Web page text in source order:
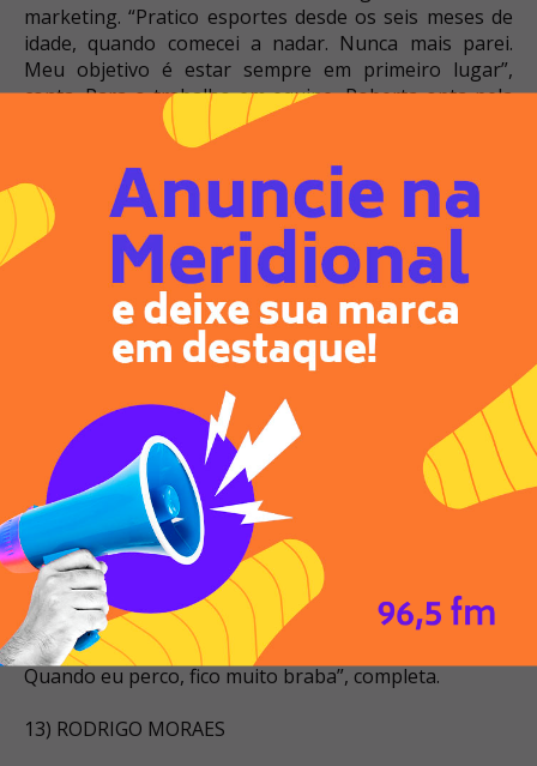
marketing. “Pratico esportes desde os seis meses de
idade, quando comecei a nadar. Nunca mais parei.
Meu objetivo é estar sempre em primeiro lugar”,
conta. Para o trabalho em equipe, Roberta opta pela
sinceridade: “Se tiver que falar, fala na cara, pra gente
11) VICTOR HUGO DE CASTRO
O goiano Victor Hugo de Castro é natural de Goiânia e
tem 27 anos. Formado em Produção Cultural, ele
trabalha como redator publicitário. “Pra ganhar o
programa, faço o que for necessário. Se eu tiver que
mentir ou trair uma aliança, vou fazer”, confessa.
Sobre as provas, Victor garante que tem força para
aguentar as de resistência: “Acho que vou arrasar”.
12) VERÔNICA KREITCHMANN
Verônica Kreitchmann tem 28 anos, é de Porto Alegre
(RS) e trabalha como corretora de imóveis e
preparadora física. Professora de futebol, ela
confessa: “Sou de incentivar e sou carrasca”. Dentre as
coisas que podem a tirar do sério, ela lista: cobranças,
mentiras e gente preguiçosa. “Eu odeio perder.
Quando eu perco, fico muito braba”, completa.
13) RODRIGO MORAES